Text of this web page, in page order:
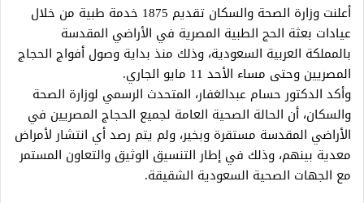
أعلنت وزارة الصحة والسكان تقديم 1875 خدمة طبية من خلال
عيادات بعثة الحج الطبية المصرية في الأراضي المقدسة
بالمملكة العربية السعودية، وذلك منذ بداية وصول أفواج الحجاج
المصريين وحتى مساء الأحد 11 مايو الجاري.
وأكد الدكتور حسام عبدالغفار، المتحدث الرسمي لوزارة الصحة
والسكان، أن الحالة الصحية العامة لجميع الحجاج المصريين في
الأراضي المقدسة مستقرة وبخير، ولم يتم رصد أي انتشار لأمراض
معدية بينهم، وذلك في إطار التنسيق الوثيق والتعاون المستمر
مع الجهات الصحية السعودية الشقيقة.